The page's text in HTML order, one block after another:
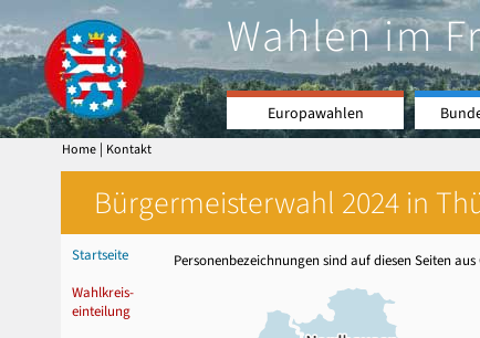
Wahlen im
Europawahlen
Home | Kontakt
Bürgermeisterwahl 2024 in
Startseite
Wahlkreis-
einteilung
Personenbezeichnungen sind auf diesen Seiten